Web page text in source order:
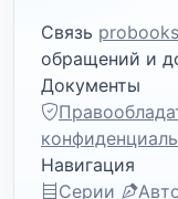
Связь
обращений и
Документы
Навигация
Серии